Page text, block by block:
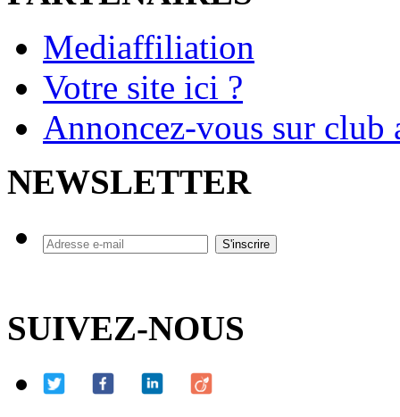
Mediaffiliation
Votre site ici ?
Annoncez-vous sur
NEWSLETTER
SUIVEZ-NOUS